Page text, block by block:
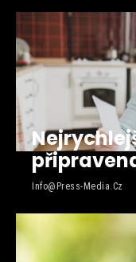
Info@press-Media.cz